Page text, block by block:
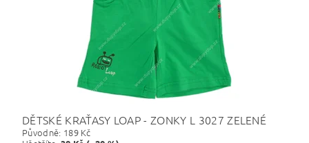
DĚTSKÉ KRAŤASY LOAP - ZONKY L 3027 ZELENÉ
Původně: 189 Kč